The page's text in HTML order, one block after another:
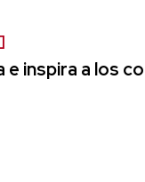
e inspira a los